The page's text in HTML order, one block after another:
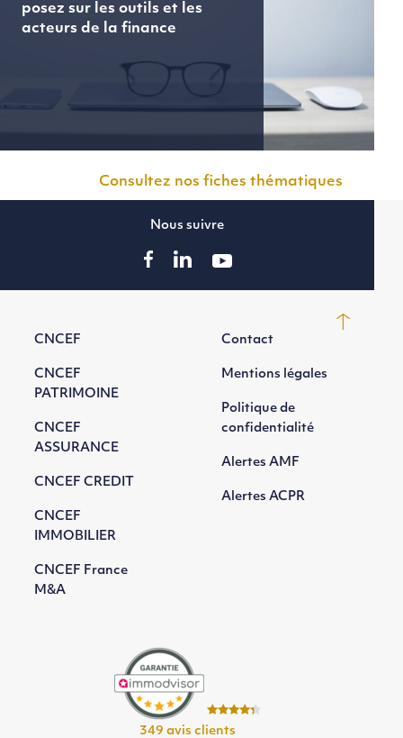
posez sur les outils et les
acteurs de la finance
Consultez nos fiches thématiques
349 avis clients
CNCEF
CNCEF
PATRIMOINE
CNCEF
ASSURANCE
CNCEF CREDIT
CNCEF
IMMOBILIER
CNCEF France
M&A
Contact
Mentions légales
Politique de
confidentialité
Alertes AMF
Alertes ACPR
Nous suivre